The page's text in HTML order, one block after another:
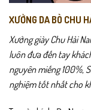
XƯỞNG DA BÒ CHU
Xưởng giày Chu Hải
luôn đưa đến tay
nguyên miếng 100%,
nghiệm tốt nhất cho